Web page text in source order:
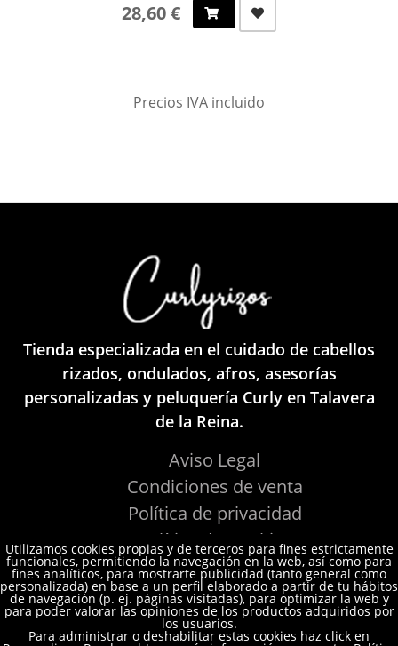
28,60 €
Precios IVA incluido
Tienda especializada en el cuidado de cabellos
rizados, ondulados, afros, asesorías
personalizadas y peluquería Curly en Talavera
de la Reina.
Aviso Legal
Condiciones de venta
Política de privacidad
Política de Cookies
Utilizamos cookies propias y de terceros para fines estrictamente
funcionales, permitiendo la navegación en la web, así como para
fines analíticos, para mostrarte publicidad (tanto general como
personalizada) en base a un perfil elaborado a partir de tu hábitos
de navegación (p. ej. páginas visitadas), para optimizar la web y
para poder valorar las opiniones de los productos adquiridos por
los usuarios.
Para administrar o deshabilitar estas cookies haz click en